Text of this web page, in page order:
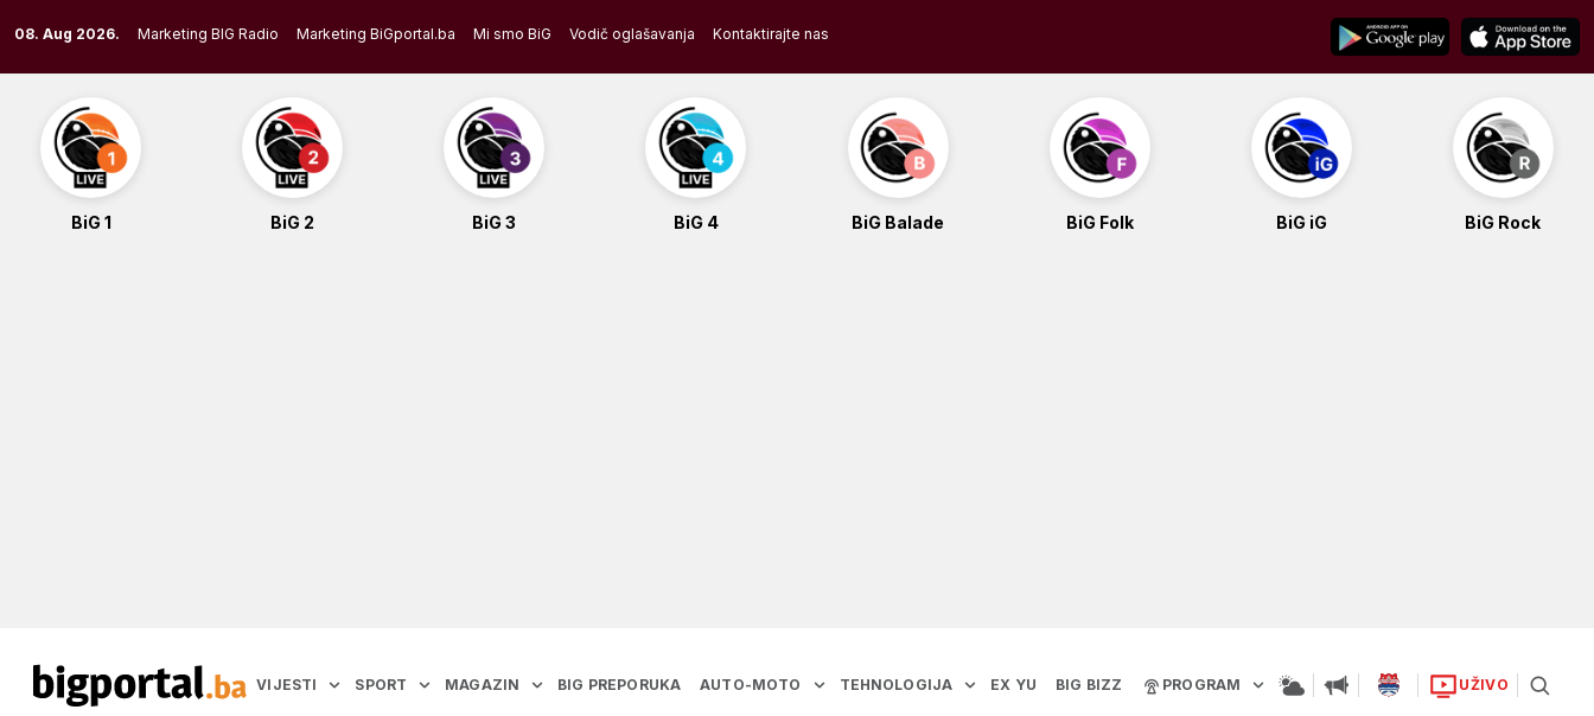
to
content
08. Aug 2026. Marketing BIG Radio Marketing BiGportal.ba Mi smo BiG Vodič oglašavanja Kontaktirajte nas
BiG 1 BiG 2 BiG 3 BiG 4 BiG Balade BiG Folk BiG iG BiG Rock
VIJESTI SPORT MAGAZIN BIG PREPORUKA AUTO-MOTO TEHNOLOGIJA EX YU BIG BIZZ PROGRAM UŽIVO